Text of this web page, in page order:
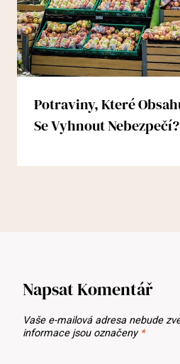
Potraviny, Které
Se Vyhnout Nebezpečí?
Napsat Komentář
Vaše e-mailová adresa nebude
informace jsou označeny *